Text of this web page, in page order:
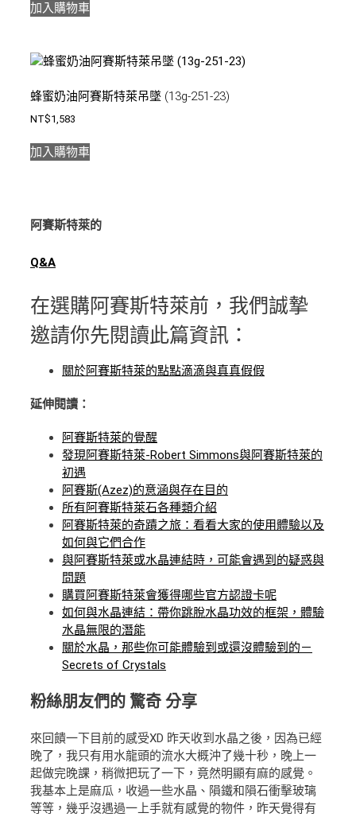
加入購物車
蜂蜜奶油阿賽斯特萊吊墜 (13g-251-23)
NT$1,583
加入購物車
阿賽斯特萊的
Q&A
在選購阿賽斯特萊前，我們誠摯
邀請你先閱讀此篇資訊：
關於阿賽斯特萊的點點滴滴與真真假假
延伸閱讀：
阿賽斯特萊的覺醒
發現阿賽斯特萊-Robert Simmons與阿賽斯特萊的
初遇
阿賽斯(Azez)的意涵與存在目的
所有阿賽斯特萊石各種類介紹
阿賽斯特萊的奇蹟之旅：看看大家的使用體驗以及
如何與它們合作
與阿賽斯特萊或水晶連結時，可能會遇到的疑惑與
問題
購買阿賽斯特萊會獲得哪些官方認證卡呢
如何與水晶連結：帶你跳脫水晶功效的框架，體驗
水晶無限的潛能
關於水晶，那些你可能體驗到或還沒體驗到的－
Secrets of Crystals
粉絲朋友們的 驚奇 分享
來回饋一下目前的感受XD 昨天收到水晶之後，因為已經
晚了，我只有用水龍頭的流水大概沖了幾十秒，晚上一
起做完晚課，稍微把玩了一下，竟然明顯有麻的感覺。
我基本上是麻瓜，收過一些水晶、隕鐵和隕石衝擊玻璃
等等，幾乎沒遇過一上手就有感覺的物件，昨天覺得有